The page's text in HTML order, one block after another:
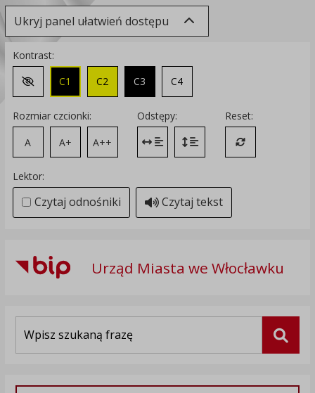
Ukryj panel ułatwień dostępu
Kontrast:
Zmień kontrast na domyślny
C1 C2 C3 C4
Rozmiar czcionki:
A
A+ A++
Odstępy:
Zmień odstęp między literami
Zmień interlinię i margines
Reset:
Przywróć
Lektor:
Czytaj odnośniki Czytaj tekst
Urząd Miasta we Włocławku